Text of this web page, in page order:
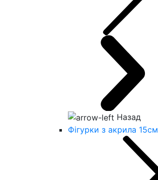
Назад
Фігурки з акрила 15см